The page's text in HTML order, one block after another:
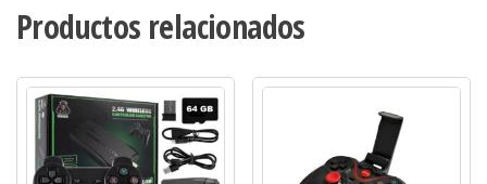
Productos relacionados